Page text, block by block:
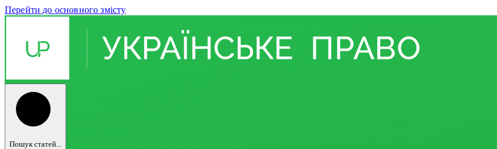
Перейти до основного змісту
Пошук статей...